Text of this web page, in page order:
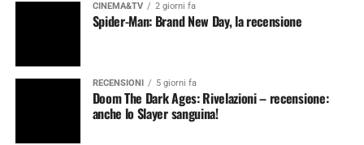
CINEMA&TV 2 giorni fa
Spider-Man: Brand New Day, la recensione
RECENSIONI 5 giorni fa
Doom The Dark Ages: Rivelazioni – recensione:
anche lo Slayer sanguina!